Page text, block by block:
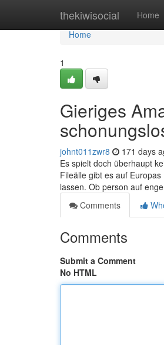
thekiwisocial Home
Home
Home
1
Gieriges
johnt011zwr8 171 days
Es spielt doch überhaupt
Fileälle gibt es auf
lassen. Ob person auf
Comments
Comments
Submit a Comment
No HTML